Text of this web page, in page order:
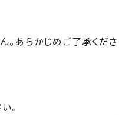
あらかじめご了承くださ
。